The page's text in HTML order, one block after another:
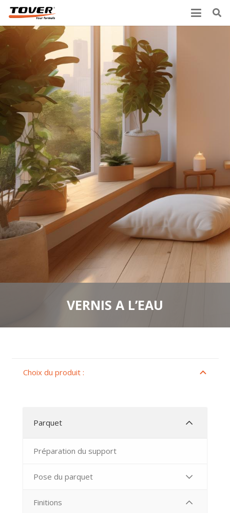
VERNIS A L’EAU
Choix du produit :
Parquet
Préparation du support
Pose du parquet
Finitions